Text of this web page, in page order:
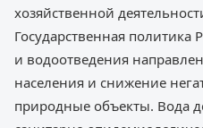
хозяйственной
Государственная
и водоотведения
населения и снижение
природные объекты. Вода